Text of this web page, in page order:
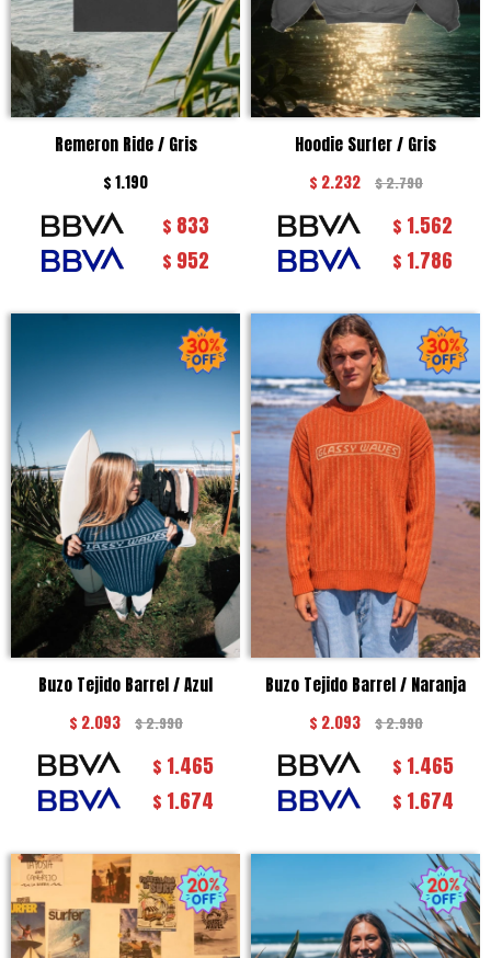
Remeron Ride / Gris
$1.190
$ 833
$ 952
Hoodie Surfer / Gris
$ 2.232 $2.790
$ 1.562
$ 1.786
Buzo Tejido Barrel / Azul
$ 2.093 $2.990
$ 1.465
$ 1.674
Buzo Tejido Barrel / Naranja
$ 2.093 $2.990
$ 1.465
$ 1.674